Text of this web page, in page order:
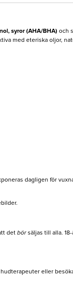
syror (AHA/BHA) och
med eteriska oljor,
dagligen för
det börsäljas till alla.
eller